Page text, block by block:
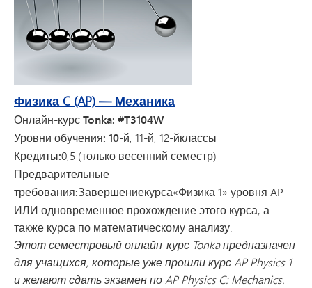
Физика C (AP) — Механика
Онлайн-курс Tonka: #T3104W
Уровни обучения: 10-й, 11-й, 12-йклассы
Кредиты:0,5 (только весенний семестр)
Предварительные
требования:Завершениекурса«Физика 1» уровня AP
ИЛИ одновременное прохождение этого курса, а
также курса по математическому анализу.
Этот семестровый онлайн-курс Tonka предназначен
для учащихся, которые уже прошли курс AP Physics 1
и желают сдать экзамен по AP Physics C: Mechanics.